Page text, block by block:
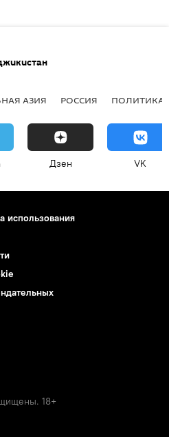
АЗИЯ РОССИЯ ПОЛИТИКА
Дзен VK
использования
18+